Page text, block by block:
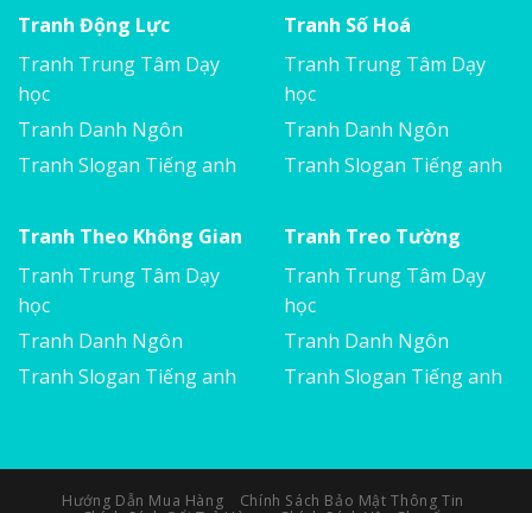
Tranh Động Lực
Tranh Trung Tâm Dạy
học
Tranh Danh Ngôn
Tranh Slogan Tiếng anh
Tranh Số Hoá
Tranh Trung Tâm Dạy
học
Tranh Danh Ngôn
Tranh Slogan Tiếng anh
Tranh Theo Không Gian
Tranh Trung Tâm Dạy
học
Tranh Danh Ngôn
Tranh Slogan Tiếng anh
Tranh Treo Tường
Tranh Trung Tâm Dạy
học
Tranh Danh Ngôn
Tranh Slogan Tiếng anh
Hướng Dẫn Mua Hàng
Chính Sách Bảo Mật Thông Tin